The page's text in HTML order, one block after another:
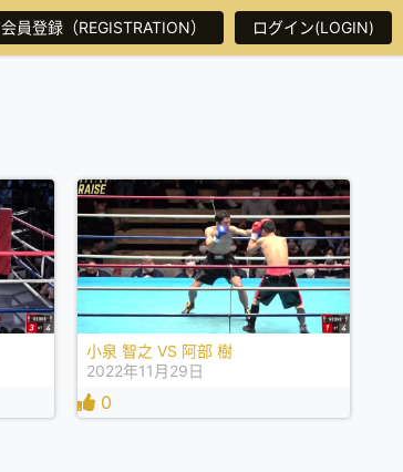
会員登録（REGISTRATION） ログイン(LOGIN)
小泉 智之 VS 阿部 樹
2022年11月29日
0